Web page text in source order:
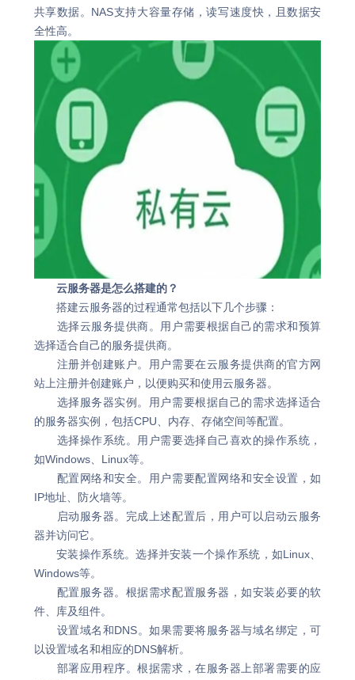
共享数据。NAS支持大容量存储，读写速度快，且数据安
全性高。
云服务器是怎么搭建的？
搭建云服务器的过程通常包括以下几个步骤：
选择云服务提供商。用户需要根据自己的需求和预算
选择适合自己的服务提供商。
注册并创建账户。用户需要在云服务提供商的官方网
站上注册并创建账户，以便购买和使用云服务器。
选择服务器实例。用户需要根据自己的需求选择适合
的服务器实例，包括CPU、内存、存储空间等配置。
选择操作系统。用户需要选择自己喜欢的操作系统，
如Windows、Linux等。
配置网络和安全。用户需要配置网络和安全设置，如
IP地址、防火墙等。
启动服务器。完成上述配置后，用户可以启动云服务
器并访问它。
安装操作系统。选择并安装一个操作系统，如Linux、
Windows等。
配置服务器。根据需求配置服务器，如安装必要的软
件、库及组件。
设置域名和DNS。如果需要将服务器与域名绑定，可
以设置域名和相应的DNS解析。
部署应用程序。根据需求，在服务器上部署需要的应